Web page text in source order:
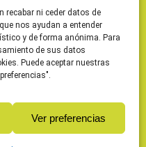
recabar ni ceder datos de
nos ayudan a entender
y de forma anónima. Para
de sus datos
Puede aceptar nuestras
Ver preferencias